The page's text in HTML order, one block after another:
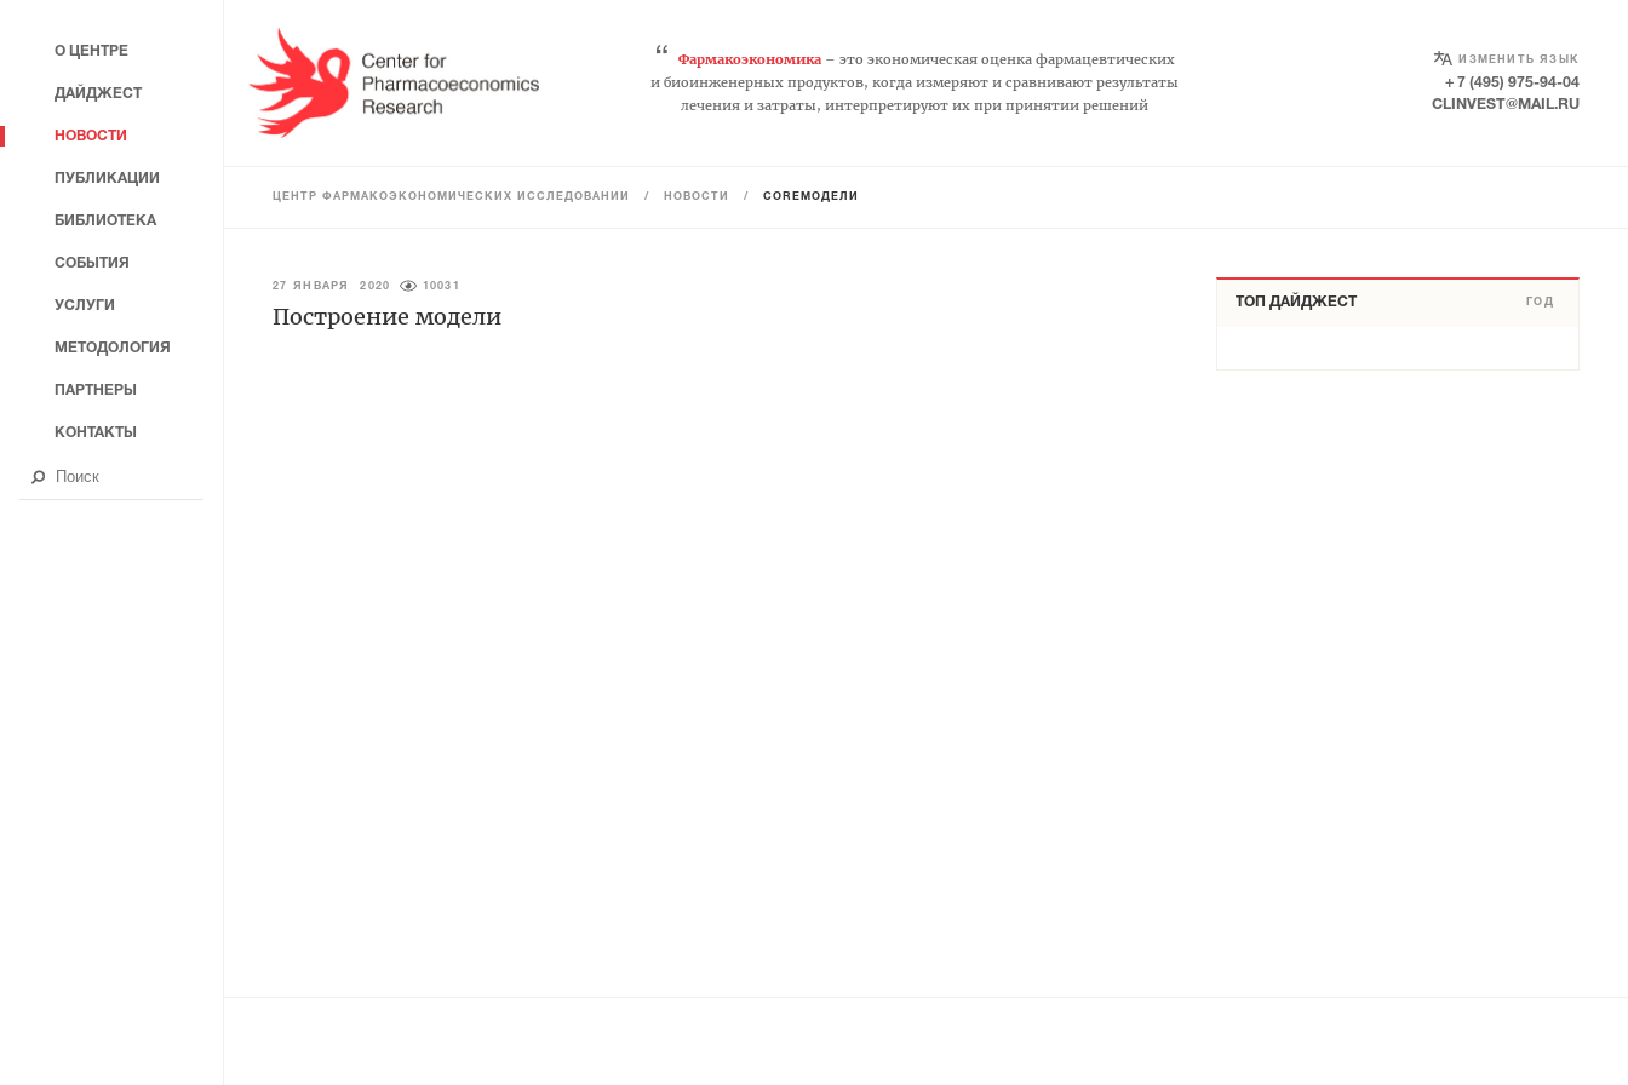
“ Фармакоэкономика– это экономическая оценка фармацевтических
и биоинженерных продуктов, когда измеряют и сравнивают результаты
лечения и затраты, интерпретируют их при принятии решений
ИЗМЕНИТЬ ЯЗЫК
SELECT LANGUAGE
+ 7 (495) 975-94-04
CLINVEST@MAIL.RU
ЦЕНТР ФАРМАКОЭКОНОМИЧЕСКИХ ИССЛЕДОВАНИЙ / НОВОСТИ / COREМОДЕЛИ
27 ЯНВАРЯ 2020 10031
Построение модели ТОП ДАЙДЖЕСТ ГОД
О ЦЕНТРЕ
ДАЙДЖЕСТ
НОВОСТИ
ПУБЛИКАЦИИ
БИБЛИОТЕКА
СОБЫТИЯ
УСЛУГИ
МЕТОДОЛОГИЯ
ПАРТНЕРЫ
КОНТАКТЫ